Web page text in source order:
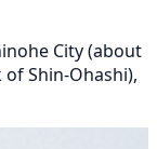
City (about
Shin-Ohashi),